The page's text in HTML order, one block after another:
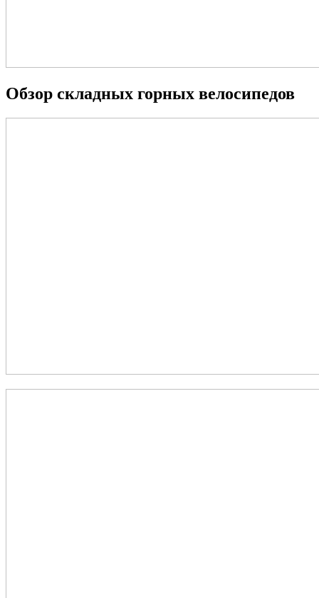
Обзор складных горных велосипедов